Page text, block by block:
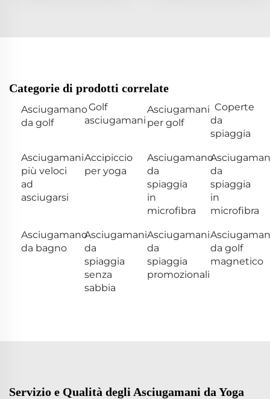
Categorie di prodotti correlate
Asciugamano
da golf
Golf
asciugamani
Asciugamani
per golf
Coperte
da
spiaggia
Asciugamani
più veloci
ad
asciugarsi
Accipiccio
per yoga
Asciugamano
da
spiaggia
in
microfibra
da
spiaggia
in
microfibra
Asciugamano
da bagno
Asciugamani
da
spiaggia
senza
sabbia
Asciugamani
da
spiaggia
promozionali
da golf
magnetico
Servizio e Qualità degli Asciugamani da Yoga